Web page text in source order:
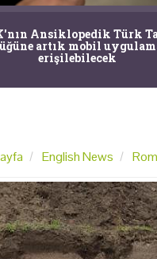
Ansiklopedik Türk
artık mobil
erişilebilecek
English News